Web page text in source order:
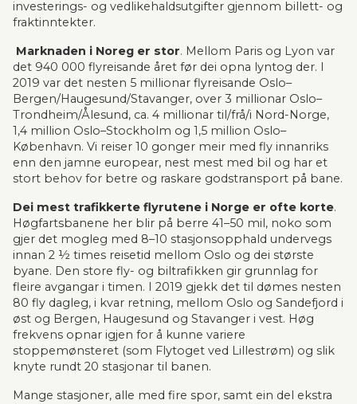
investerings- og vedlikehaldsutgifter gjennom billett- og
fraktinntekter.
Marknaden i Noreg er stor. Mellom Paris og Lyon var
det 940 000 flyreisande året før dei opna lyntog der. I
2019 var det nesten 5 millionar flyreisande Oslo–
Bergen/Haugesund/Stavanger, over 3 mil­lionar Oslo–
Trondheim/Ålesund, ca. 4 millionar til/frå/i Nord-Norge,
1,4 million Oslo–Stockholm og 1,5 million Oslo–
København. Vi reiser 10 gonger meir med fly innanriks
enn den jamne europear, nest mest med bil og har et
stort behov for betre og raskare godstransport på bane.
Dei mest trafikkerte flyrutene i Norge er ofte korte.
Høgfartsbanene her blir på berre 41–50 mil, noko som
gjer det mogleg med 8–10 stasjonsopphald undervegs
innan 2 ½ times reisetid mellom Oslo og dei største
byane. Den store fly- og biltrafikken gir grunnlag for
fleire avgangar i timen. I 2019 gjekk det til dømes nesten
80 fly dagleg, i kvar retning, mellom Oslo og Sande­fjord i
øst og Bergen, Haugesund og Stavanger i vest. Høg
frekvens opnar igjen for å kunne variere
stoppemønsteret (som Flytoget ved Lillestrøm) og slik
knyte rundt 20 stasjonar til banen.
Mange sta­sjoner, alle med fire spor, samt ein del ekstra